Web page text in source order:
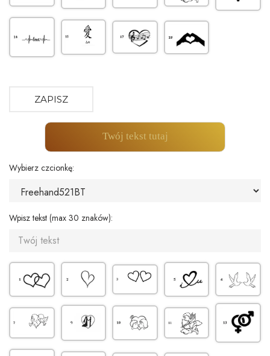
ZAPISZ
Twój tekst tutaj
Wybierz czcionkę:
Wpisz tekst (max 30 znaków):